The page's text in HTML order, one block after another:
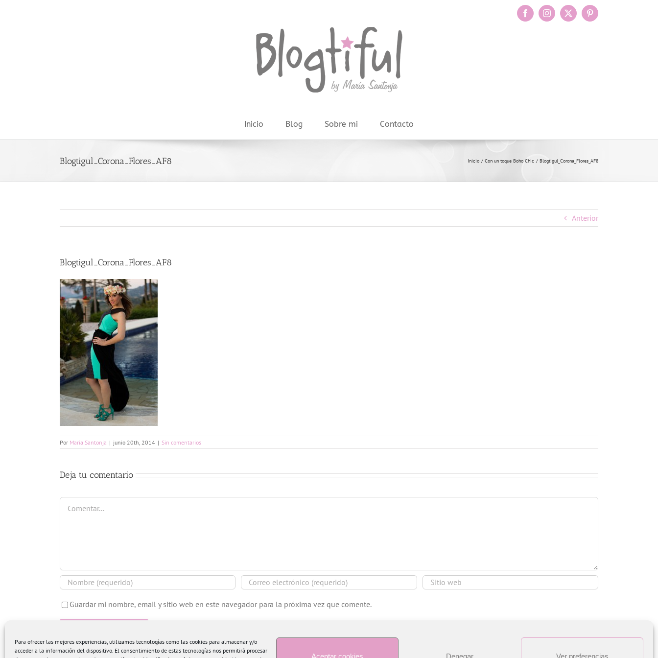
Para ofrecer las mejores experiencias, utilizamos tecnologías como las cookies para almacenar y/o
acceder a la información del dispositivo. El consentimiento de estas tecnologías nos permitirá procesar
Aceptar cookies Denegar Ver preferencias
FacebookInstagram
X Pinterest
Inicio Blog Sobre mi Contacto
Blogtigul_Corona_Flores_AF8 Inicio Con un toque Boho Chic Blogtigul_Corona_Flores_AF8
Anterior
Blogtigul_Corona_Flores_AF8
Por Maria Santonja | junio 20th, 2014 | Sin comentarios
Deja tu comentario
Comentar
Guardar mi nombre, email y sitio web en este navegador para la próxima vez que comente.